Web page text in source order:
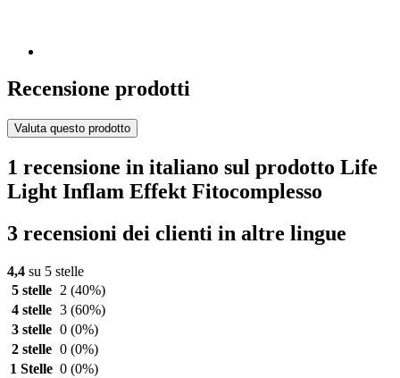
Recensione prodotti
Valuta questo prodotto
1 recensione in italiano sul prodotto Life
Light Inflam Effekt Fitocomplesso
3 recensioni dei clienti in altre lingue
4,4 su 5 stelle
5 stelle
2 (40%)
4 stelle 3 (60%)
3 stelle 0 (0%)
2 stelle 0 (0%)
1 Stelle 0 (0%)